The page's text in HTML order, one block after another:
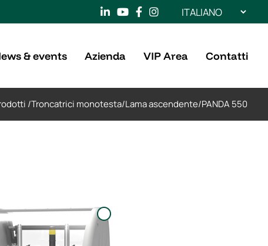
Scegli
una
lingua
& events Azienda VIP Area Contatti
/Troncatrici monotesta/Lama ascendente/PANDA 550